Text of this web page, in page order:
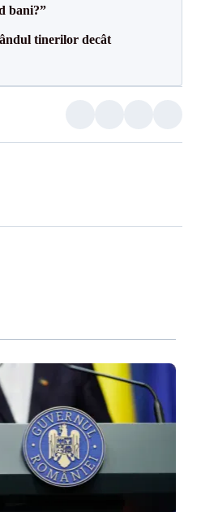
bani?”
tinerilor decât